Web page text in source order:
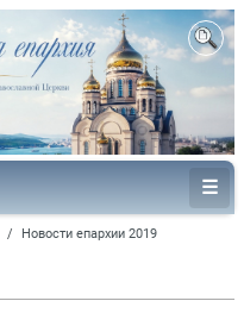
/ Новости епархии 2019